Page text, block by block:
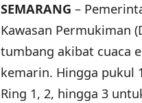
SEMARANG –
Kawasan Permukiman
tumbang akibat cuaca
kemarin. Hingga pukul
Ring 1, 2, hingga 3